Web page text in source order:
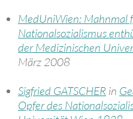
MedUniWien: Mahnmal
Nationalsozialismus
der Medizinischen
März 2008
Sigfried GATSCHER in
Opfer des